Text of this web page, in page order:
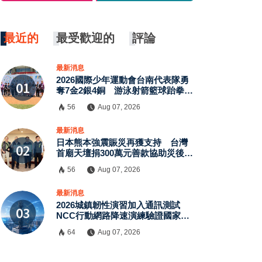
最近的 最受歡迎的 評論
最新消息
2026國際少年運動會台南代表隊勇
奪7金2銀4銅 游泳射箭籃球跆拳道
56 Aug 07, 2026
最新消息
日本熊本強震賑災再獲支持 台灣
首廟天壇捐300萬元善款協助災後復
56 Aug 07, 2026
最新消息
2026城鎮韌性演習加入通訊測試
NCC行動網路降速演練驗證國家通
64 Aug 07, 2026